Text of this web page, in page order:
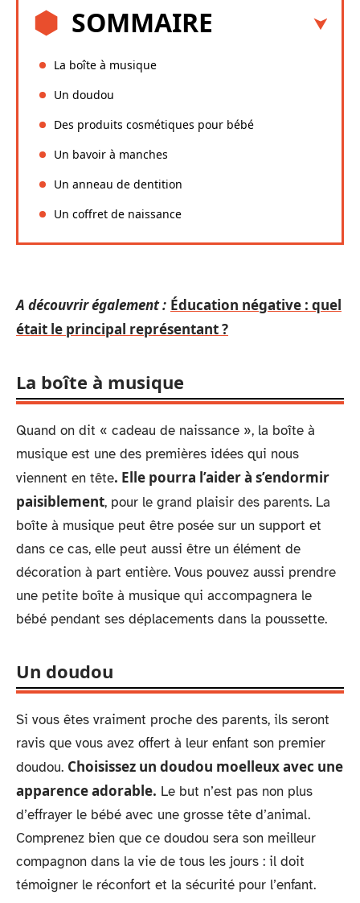
SOMMAIRE
La boîte à musique
Un doudou
Des produits cosmétiques pour bébé
Un bavoir à manches
Un anneau de dentition
Un coffret de naissance
A découvrir également : Éducation négative : quel
était le principal représentant ?
La boîte à musique
Quand on dit « cadeau de naissance », la boîte à
musique est une des premières idées qui nous
viennent en tête. Elle pourra l’aider à s’endormir
paisiblement, pour le grand plaisir des parents. La
boîte à musique peut être posée sur un support et
dans ce cas, elle peut aussi être un élément de
décoration à part entière. Vous pouvez aussi prendre
une petite boîte à musique qui accompagnera le
bébé pendant ses déplacements dans la poussette.
Un doudou
Si vous êtes vraiment proche des parents, ils seront
ravis que vous avez offert à leur enfant son premier
doudou. Choisissez un doudou moelleux avec une
apparence adorable. Le but n’est pas non plus
d’effrayer le bébé avec une grosse tête d’animal.
Comprenez bien que ce doudou sera son meilleur
compagnon dans la vie de tous les jours : il doit
témoigner le réconfort et la sécurité pour l’enfant.